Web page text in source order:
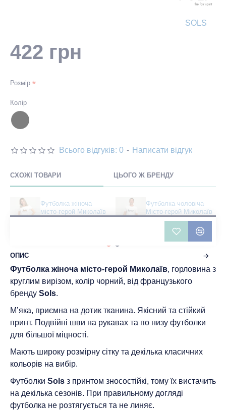
SOLS
Всього відгуків: 0 - Написати відгук
422 грн
Розмір
Колір
СХОЖІ ТОВАРИ ЦЬОГО Ж БРЕНДУ
Футболка жіноча
місто-герой Миколаїв
Футболка чоловіча
Місто-герой Миколаїв
біла - DTF11500
ОПИС
Футболка жіноча місто-герой Миколаїв, горловина з
круглим вирізом, колір чорний, від французького
бренду Sols.
М’яка, приємна на дотик тканина. Якісний та стійкий
принт. Подвійні шви на рукавах та по низу футболки
для більшої міцності.
Мають широку розмірну сітку та декілька класичних
кольорів на вибір.
Футболки Sols з принтом зносостійкі, тому їх вистачить
на декілька сезонів. При правильному догляді
футболка не розтягується та не линяє.